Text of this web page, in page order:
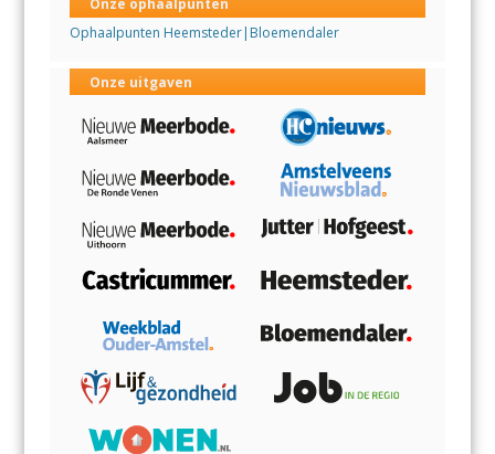
Onze ophaalpunten
Ophaalpunten Heemsteder|Bloemendaler
Onze uitgaven